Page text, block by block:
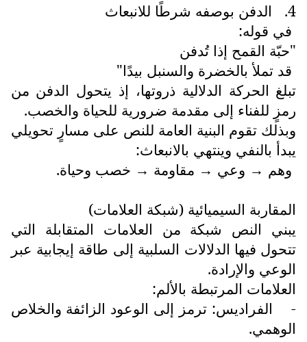
4.
الدفن بوصفه شرطًا للانبعاث
في قوله:
"حبّة القمح إذا تُدفن
قد تملأ بالخضرة والسنبل بيدًا"
تبلغ الحركة الدلالية ذروتها، إذ يتحول الدفن من
رمزٍ للفناء إلى مقدمة ضرورية للحياة والخصب.
وبذلك تقوم البنية العامة للنص على مسارٍ تحويلي
يبدأ بالنفي وينتهي بالانبعاث:
وهم → وعي → مقاومة → خصب وحياة.
المقاربة السيميائية (شبكة العلامات)
يبني النص شبكة من العلامات المتقابلة التي
تتحول فيها الدلالات السلبية إلى طاقة إيجابية عبر
الوعي والإرادة.
العلامات المرتبطة بالألم:
-
الفراديس: ترمز إلى الوعود الزائفة والخلاص
الوهمي.